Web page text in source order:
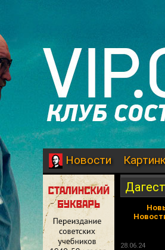
Новости
28.06.24